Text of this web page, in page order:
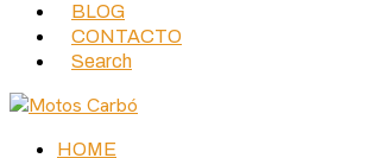
BLOG
CONTACTO
Search
HOME